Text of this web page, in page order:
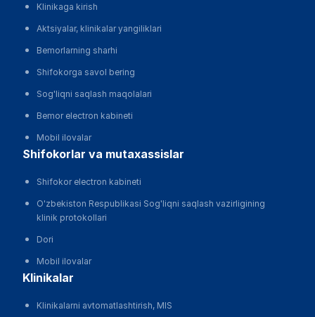
Klinikaga kirish
Aktsiyalar, klinikalar yangiliklari
Bemorlarning sharhi
Shifokorga savol bering
Sog'liqni saqlash maqolalari
Bemor electron kabineti
Mobil ilovalar
shifokorlar va mutaxassislar
Shifokor electron kabineti
O'zbekiston Respublikasi Sog'liqni saqlash vazirligining
klinik protokollari
Dori
Mobil ilovalar
klinikalar
Klinikalarni avtomatlashtirish, MIS